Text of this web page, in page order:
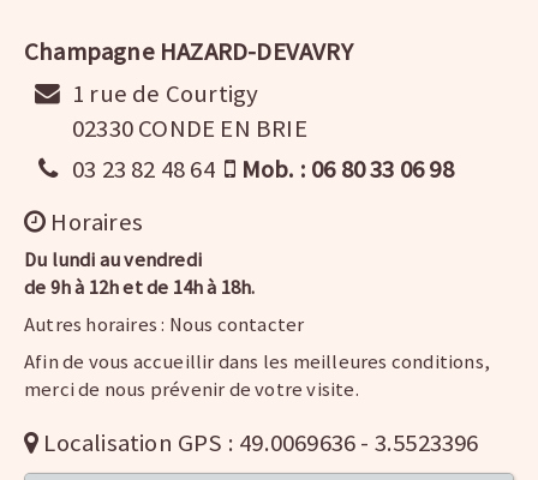
Champagne HAZARD-DEVAVRY
1 rue de Courtigy
02330 CONDE EN BRIE
03 23 82 48 64
Mob. : 06 80 33 06 98
Horaires
Du lundi au vendredi
de 9h à 12h et de 14h à 18h.
Autres horaires : Nous contacter
Afin de vous accueillir dans les meilleures conditions,
merci de nous prévenir de votre visite.
Localisation GPS : 49.0069636 - 3.5523396